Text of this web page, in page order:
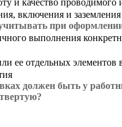
включения и
при
выполнения
ее отдельных элементов
должен быть у